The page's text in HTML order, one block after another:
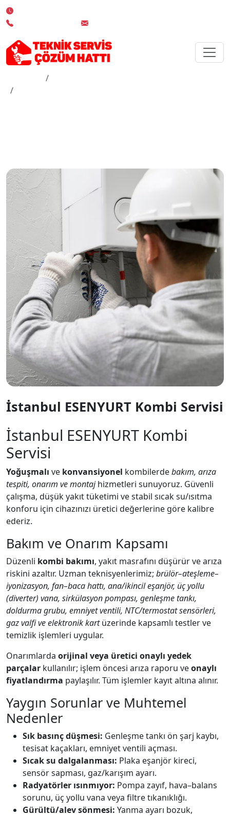
İstanbul ESENYURT Kombi Servisi
İstanbul ESENYURT Kombi
Servisi
Yoğuşmalı ve konvansiyonel kombilerdebakım, arıza
tespiti, onarım ve montajhizmetleri sunuyoruz. Güvenli
çalışma, düşük yakıt tüketimi ve stabil sıcak su/ısıtma
konforu için cihazınızı üretici değerlerine göre kalibre
ederiz.
Bakım ve Onarım Kapsamı
Düzenli kombi bakımı, yakıt masrafını düşürür ve arıza
riskini azaltır. Uzman teknisyenlerimiz; brülör–ateşleme–
iyonizasyon, fan–baca hattı, ana/ikincil eşanjör, üç yollu
(diverter) vana, sirkülasyon pompası, genleşme tankı,
doldurma grubu, emniyet ventili, NTC/termostat sensörleri,
gaz valfi ve elektronik kartüzerinde kapsamlı testler ve
temizlik işlemleri uygular.
Onarımlarda orijinal veya üretici onaylı yedek
parçalar kullanılır; işlem öncesi arıza raporu veonaylı
fiyatlandırma paylaşılır. Tüm işlemler kayıt altına alınır.
Yaygın Sorunlar ve Muhtemel
Nedenler
Sık basınç düşmesi: Genleşme tankı ön şarj kaybı,
tesisat kaçakları, emniyet ventili açması.
Sıcak su dalgalanması: Plaka eşanjör kireci,
sensör sapması, gaz/karışım ayarı.
Radyatörler ısınmıyor: Pompa zayıf, hava–balans
sorunu, üç yollu vana veya filtre tıkanıklığı.
Gürültü/alev sönmesi: Yanma ayarı bozuk,